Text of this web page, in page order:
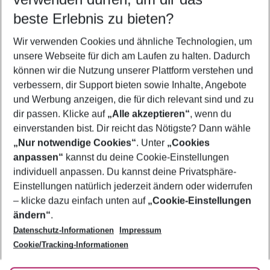
5-8 Nächte
2 Erwachsene Keine Kinder
Mehr Filter anzeigen
Footer
Footer navigation
Über uns
AGB
Bestpreisgarantie
Cookie-Einstellungen ändern
Cookie-Richtlinie
Agenturbetreuung
Barrierefreies Reisen
Folge uns
beste Erlebnis zu bieten?
Wir verwenden Cookies und ähnliche Technologien, um
unsere Webseite für dich am Laufen zu halten. Dadurch
können wir die Nutzung unserer Plattform verstehen und
verbessern, dir Support bieten sowie Inhalte, Angebote
und Werbung anzeigen, die für dich relevant sind und zu
dir passen. Klicke auf „Alle akzeptieren“, wenn du
einverstanden bist. Dir reicht das Nötigste? Dann wähle
„Nur notwendige Cookies“. Unter „Cookies
anpassen“ kannst du deine Cookie-Einstellungen
individuell anpassen. Du kannst deine Privatsphäre-
Einstellungen natürlich jederzeit ändern oder widerrufen
– klicke dazu einfach unten auf „Cookie-Einstellungen
ändern“.
Datenschutz-Informationen
Impressum
Cookie/Tracking-Informationen